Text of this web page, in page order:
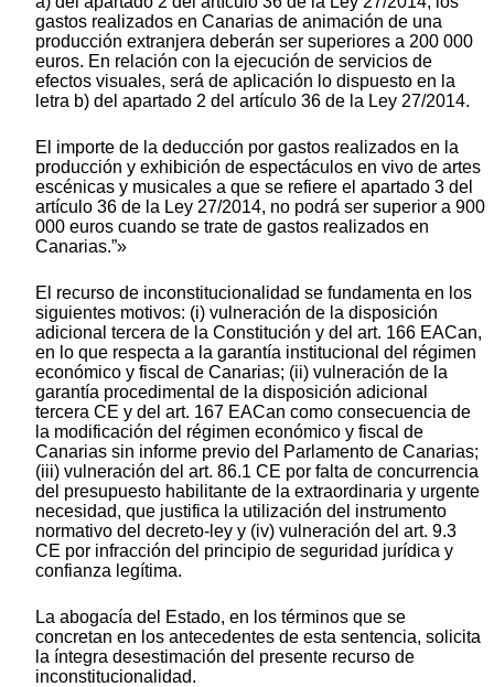
gastos realizados en Canarias de animación de una
producción extranjera deberán ser superiores a 200 000
euros. En relación con la ejecución de servicios de
efectos visuales, será de aplicación lo dispuesto en la
letra b) del apartado 2 del artículo 36 de la Ley 27/2014.
El importe de la deducción por gastos realizados en la
producción y exhibición de espectáculos en vivo de artes
escénicas y musicales a que se refiere el apartado 3 del
artículo 36 de la Ley 27/2014, no podrá ser superior a 900
000 euros cuando se trate de gastos realizados en
Canarias.”»
El recurso de inconstitucionalidad se fundamenta en los
siguientes motivos: (i) vulneración de la disposición
adicional tercera de la Constitución y del art. 166 EACan,
en lo que respecta a la garantía institucional del régimen
económico y fiscal de Canarias; (ii) vulneración de la
garantía procedimental de la disposición adicional
tercera CE y del art. 167 EACan como consecuencia de
la modificación del régimen económico y fiscal de
Canarias sin informe previo del Parlamento de Canarias;
(iii) vulneración del art. 86.1 CE por falta de concurrencia
del presupuesto habilitante de la extraordinaria y urgente
necesidad, que justifica la utilización del instrumento
normativo del decreto-ley y (iv) vulneración del art. 9.3
CE por infracción del principio de seguridad jurídica y
confianza legítima.
La abogacía del Estado, en los términos que se
concretan en los antecedentes de esta sentencia, solicita
la íntegra desestimación del presente recurso de
inconstitucionalidad.